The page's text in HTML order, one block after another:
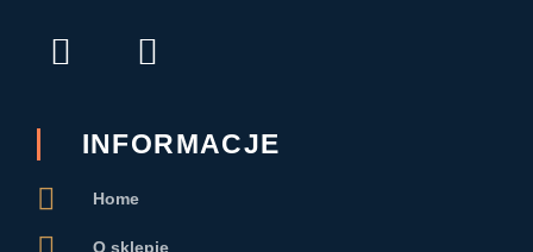
F
a
I
n
t
INFORMACJE
Home
O sklepie